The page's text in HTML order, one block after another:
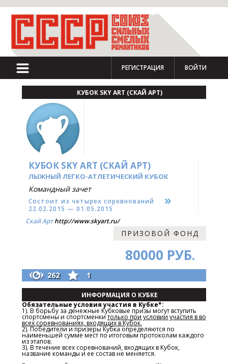
РЕГИСТРАЦИЯ ВОЙТИ
КУБОК SKY ART (СКАЙ АРТ)
КУБОК SKY ART (СКАЙ АРТ)
ЛЫЖНЫЙ ЛЕГКО-АТЛЕТИЧЕСКИЙ КУБОК
Командный зачет
Состоит из четырех соревнований
22.02.2015 — 01.05.2015
Скай Арт http://www.skyart.ru/
ПРИЗОВОЙ ФОНД
80000 РУБ.
262 1
ИНФОРМАЦИЯ О КУБКЕ
Обязательные условия участия в Кубке*:
1). В борьбу за денежные Кубковые призы могут вступить
спортсмены и спортсменкитолько при условии участия в во
всех соревнованиях, входящих в Кубок.
2). Победители и призеры Кубка определяются по
наименьшей сумме мест по итоговым протоколам каждого
из этапов.
3). В течение всех соревнований, входящих в Кубок,
название команды и ее состав не меняется.